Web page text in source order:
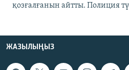
қозғалғанын айтты. Полиция
ЖАЗЫЛЫҢЫЗ